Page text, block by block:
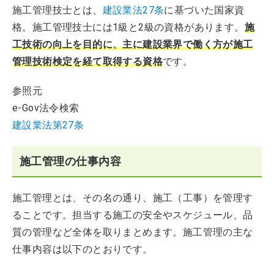
施工管理技士とは、 建設業法27条に基づいた国家資
格。施工管理技士には1級と2級の資格があります。 施
工技術の向上を目的に、主に建設業界で働く方が施工
管理技術検定を経て取得する資格です。
参照元
e-Gov法令検索
建設業法第27条
施工管理の仕事内容
施工管理とは、その名の通り、施工（工事）を管理す
ることです。担当する施工の安全やスケジュール、品
質の管理など全体を取りまとめます。施工管理の主な
仕事内容は以下のとおりです。